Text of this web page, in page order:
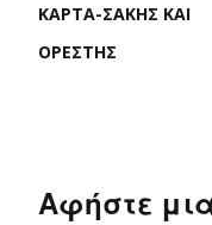
ΚΑΡΤΑ-ΣΑΚΗΣ ΚΑΙ
ΟΡΕΣΤΗΣ
Αφήστε